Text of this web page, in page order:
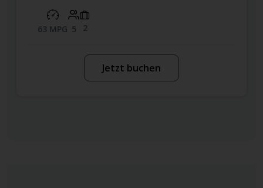
63 MPG 5 2
Jetzt buchen